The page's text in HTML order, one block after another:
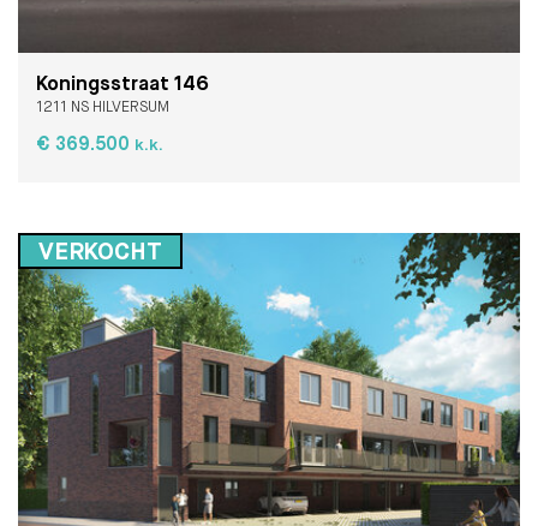
Koningsstraat 146
1211 NS HILVERSUM
€ 369.500 k.k.
VERKOCHT